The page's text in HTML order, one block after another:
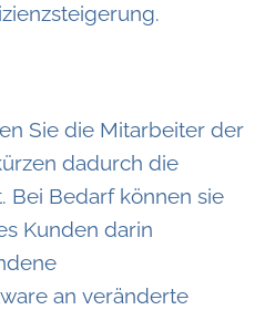
Sie die Mitarbeiter der
dadurch die
Bei Bedarf können sie
Kunden darin
an veränderte